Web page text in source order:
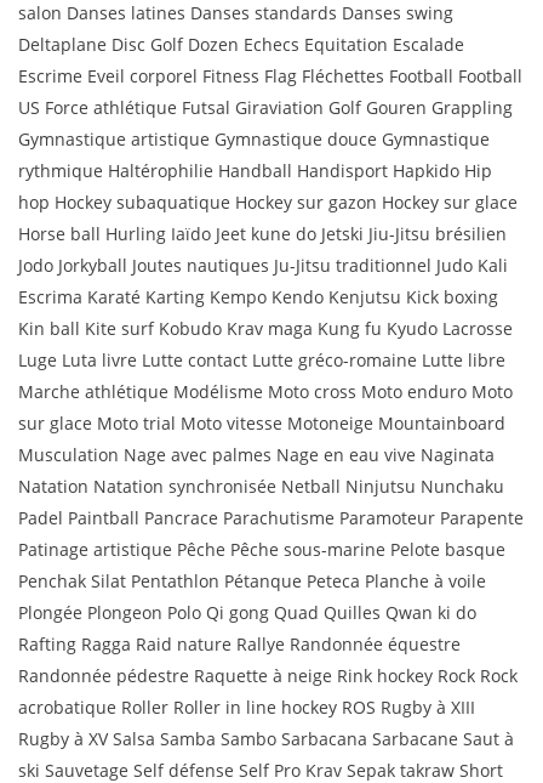
salon Danses latines Danses standards Danses swing
Deltaplane Disc Golf Dozen Echecs Equitation Escalade
Escrime Eveil corporel Fitness Flag Fléchettes Football Football
US Force athlétique Futsal Giraviation Golf Gouren Grappling
Gymnastique artistique Gymnastique douce Gymnastique
rythmique Haltérophilie Handball Handisport Hapkido Hip
hop Hockey subaquatique Hockey sur gazon Hockey sur glace
Horse ball Hurling Iaïdo Jeet kune do Jetski Jiu-Jitsu brésilien
Jodo Jorkyball Joutes nautiques Ju-Jitsu traditionnel Judo Kali
Escrima Karaté Karting Kempo Kendo Kenjutsu Kick boxing
Kin ball Kite surf Kobudo Krav maga Kung fu Kyudo Lacrosse
Luge Luta livre Lutte contact Lutte gréco-romaine Lutte libre
Marche athlétique Modélisme Moto cross Moto enduro Moto
sur glace Moto trial Moto vitesse Motoneige Mountainboard
Musculation Nage avec palmes Nage en eau vive Naginata
Natation Natation synchronisée Netball Ninjutsu Nunchaku
Padel Paintball Pancrace Parachutisme Paramoteur Parapente
Patinage artistique Pêche Pêche sous-marine Pelote basque
Penchak Silat Pentathlon Pétanque Peteca Planche à voile
Plongée Plongeon Polo Qi gong Quad Quilles Qwan ki do
Rafting Ragga Raid nature Rallye Randonnée équestre
Randonnée pédestre Raquette à neige Rink hockey Rock Rock
acrobatique Roller Roller in line hockey ROS Rugby à XIII
Rugby à XV Salsa Samba Sambo Sarbacana Sarbacane Saut à
ski Sauvetage Self défense Self Pro Krav Sepak takraw Short